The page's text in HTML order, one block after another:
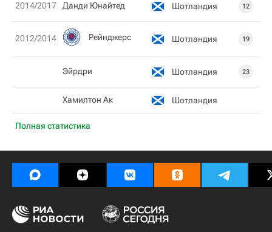
Полная статистика
2014/2017 Данди Юнайтед Шотландия 12
2012/2014 Рейнджерс Шотландия 19
Эйрдри Шотландия 23
Хамилтон Ак Шотландия